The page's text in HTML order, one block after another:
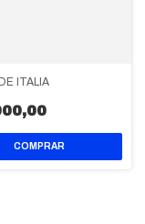
ITALIA